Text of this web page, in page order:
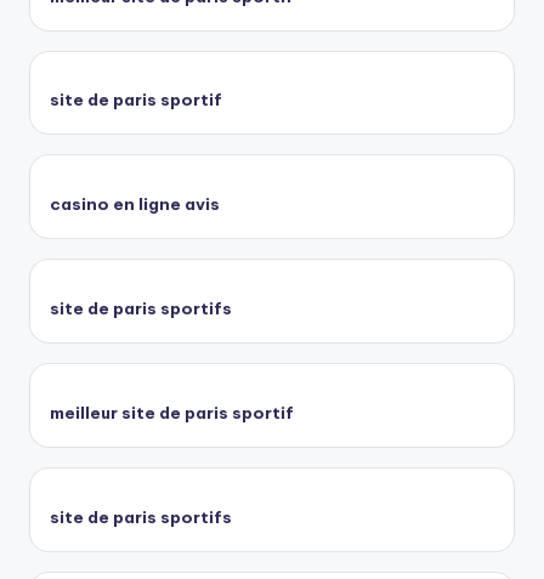
site de paris sportif
casino en ligne avis
site de paris sportifs
meilleur site de paris sportif
site de paris sportifs